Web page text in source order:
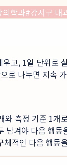
의학과#강서구 내
고, 1일 단위로
로 나누면 지속
와 측정 기준 1개
남겨야 다음 행동
체적인 다음 행동